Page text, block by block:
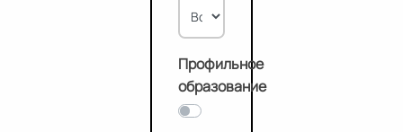
Профильное
образование